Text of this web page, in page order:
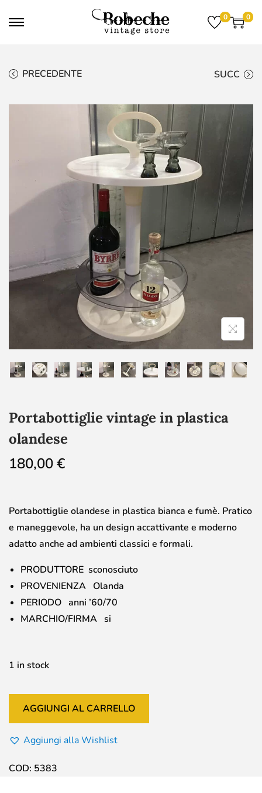
0 0
PRECEDENTE SUCC
Portabottiglie vintage in plastica
olandese
180,00€
Portabottiglie olandese in plastica bianca e fumè. Pratico
e maneggevole, ha un design accattivante e moderno
adatto anche ad ambienti classici e formali.
PRODUTTORE sconosciuto
PROVENIENZA Olanda
PERIODO anni ’60/70
MARCHIO/FIRMA si
1 in stock
AGGIUNGI AL CARRELLO
Aggiungi alla Wishlist
COD: 5383